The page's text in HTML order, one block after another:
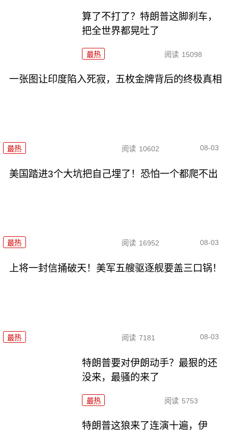
算了不打了？特朗普这脚刹车，
把全世界都晃吐了
最热 阅读 15098
一张图让印度陷入死寂，五枚金牌背后的终极真相
最热 阅读 10602 08-03
美国踏进3个大坑把自己埋了！恐怕一个都爬不出
最热 阅读 16952 08-03
上将一封信捅破天！美军五艘驱逐舰要盖三口锅！
最热 阅读 7181 08-03
特朗普要对伊朗动手？最狠的还
没来，最骚的来了
最热 阅读 5753
特朗普这狼来了连演十遍，伊